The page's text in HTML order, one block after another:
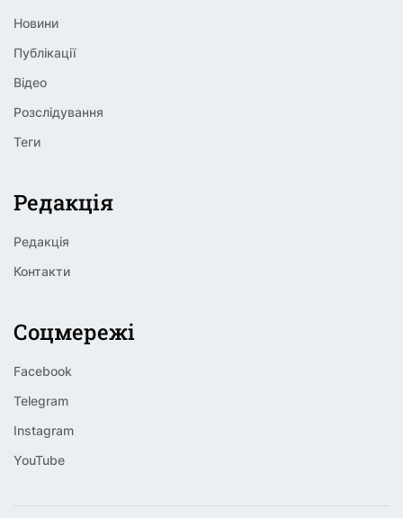
Новини
Публікації
Відео
Розслідування
Теги
Редакція
Редакція
Контакти
Соцмережі
Facebook
Telegram
Instagram
YouTube